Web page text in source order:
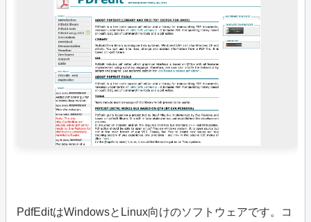
PdfEditはWindowsとLinux向けのソフトウェアです。コ